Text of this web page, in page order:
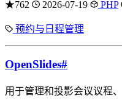
★762 2026-07-19 PHP
预约与日程管理
OpenSlides#
用于管理和投影会议议程